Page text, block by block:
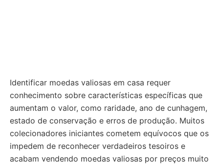
Identificar moedas valiosas em casa requer
conhecimento sobre características específicas que
aumentam o valor, como raridade, ano de cunhagem,
estado de conservação e erros de produção. Muitos
colecionadores iniciantes cometem equívocos que os
impedem de reconhecer verdadeiros tesoiros e
acabam vendendo moedas valiosas por preços muito